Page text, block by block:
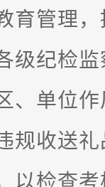
育管理
级纪检
、单位
规收送
以检查